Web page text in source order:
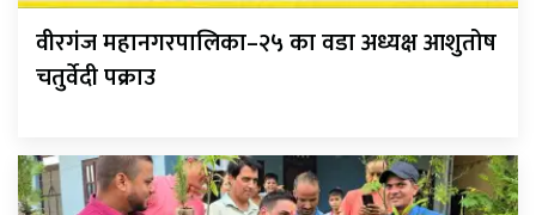
वीरगंज महानगरपालिका–२५ का वडा अध्यक्ष आशुतोष
चतुर्वेदी पक्राउ